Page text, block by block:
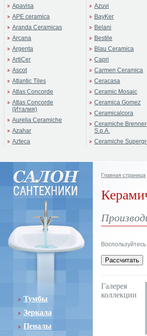
Apavisa
APE ceramica
Aranda Ceramicas
Arcana
Argenta
ArtiCer
Ascot
Atlantic Tiles
Atlas Concorde
Atlas Concorde
(Италия)
Aurelia Ceramiche
Azahar
Azteca
Azuvi
BayKer
Belani
Bestile
Blau Ceramica
Capri
Carmen Ceramica
Ceracasa
Ceramic Mosaic
Ceramica Gomez
Ceramicalcora
Ceramiche
S.p.A.
Ceramiche
Тумбы
Зеркала
Пеналы
Главная страница
Воспользуйтесь
Галерея
коллекции